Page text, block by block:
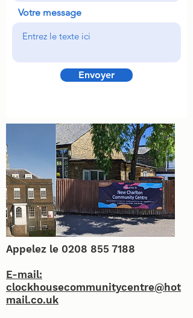
Votre message
Envoyer
Appelez le 0208 855 7188
E-mail:
clockhousecommunitycentre@hot
mail.co.uk